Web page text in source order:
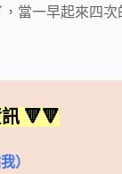
當一早起來四
🔻🔻
）